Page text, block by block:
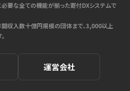
必要な全ての機能が揃った寄付DXシステムで
収入数十億円規模の団体まで、3,000以上
運営会社